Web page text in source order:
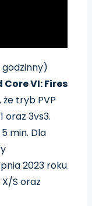
godzinny)
VI: Fires
że tryb PVP
oraz 3vs3.
min. Dla
2023 roku
X/S oraz